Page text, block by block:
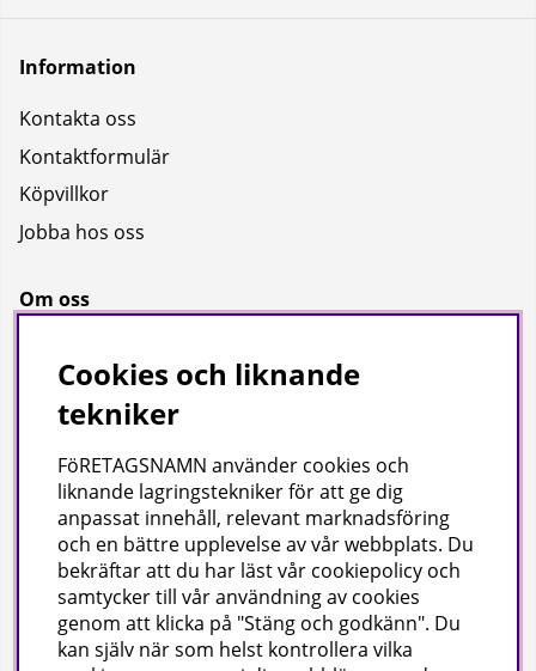
Information
Kontakta oss
Kontaktformulär
Köpvillkor
Jobba hos oss
Om oss
Bransch
Kataloger
Företagsuppgifter
Visab i Skandinavien AB
Din lokala leverantör av städ- och hygienprodukter.
Hjärtlandavägen 17, 576 33 Sävsjö
Org nr: 556504-4558
Cookies och liknande
tekniker
FöRETAGSNAMN använder cookies och
liknande lagringstekniker för att ge dig
anpassat innehåll, relevant marknadsföring
och en bättre upplevelse av vår webbplats. Du
bekräftar att du har läst vår cookiepolicy och
samtycker till vår användning av cookies
genom att klicka på "Stäng och godkänn". Du
kan själv när som helst kontrollera vilka